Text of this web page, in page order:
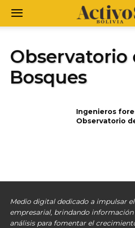
Observatorio
Bosques
Ingenieros
Observatorio
Medio digital dedicado a impulsar
empresarial, brindando
análisis para fomentar el